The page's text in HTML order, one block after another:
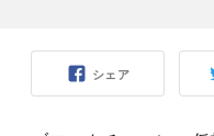
シェア